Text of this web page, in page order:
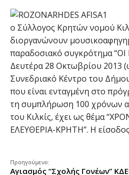
ο Σύλλογος Κρητών νομού
διοργανώνουν
παραδοσιακό συγκρότημα
Δευτέρα 28 Οκτωβρίου 2013
Συνεδριακό Κέντρο του
που είναι ενταγμένη στο
τη συμπλήρωση 100 χρόνων
του Κιλκίς, έχει ως θέμα
ΕΛΕΥΘΕΡΙΑ-ΚΡΗΤΗ”. Η
Προηγούμενο:
Αγιασμός “Σχολής Γονέων”